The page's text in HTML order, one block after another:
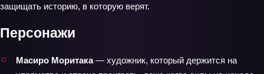
защищать историю, в которую верят.
Персонажи
Масиро Моритака— художник, который держится на